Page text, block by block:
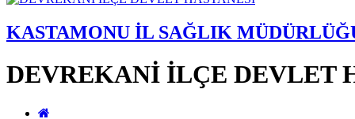
KASTAMONU İL SAĞLIK
DEVREKANİ İLÇE DEVLET